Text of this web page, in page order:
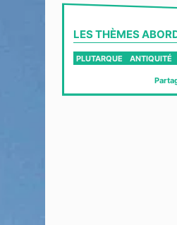
LES THÈMES
PLUTARQUE ANTIQUITÉ